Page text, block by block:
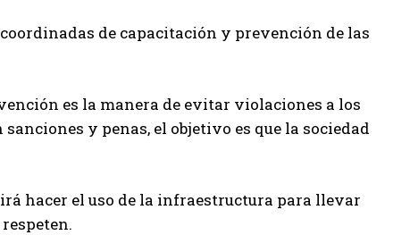
de capacitación y prevención de las
es la manera de evitar violaciones a los
y penas, el objetivo es que la sociedad
hacer el uso de la infraestructura para llevar